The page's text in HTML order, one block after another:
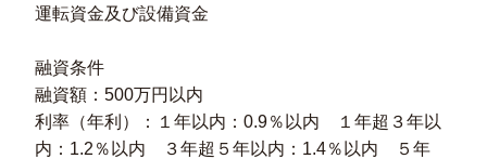
運転資金及び設備資金
融資条件
融資額：500万円以内
利率（年利）：１年以内：0.9％以内 １年超３年以
内：1.2％以内 ３年超５年以内：1.4％以内 ５年